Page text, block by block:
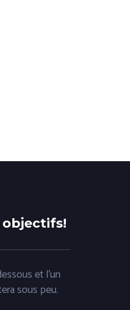
objectifs!
et l'un
sous peu.